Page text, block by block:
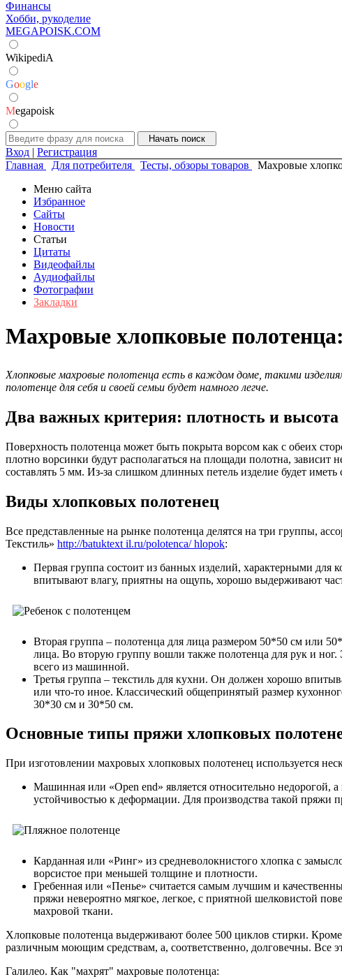
Финансы
Хобби, рукоделие
MEGAPOISK.COM
WikipediA
Google
Megapoisk
Вход | Регистрация
Главная
Для потребителя Тесты, обзоры товаров
Махровые
Меню сайта
Избранное
Сайты
Новости
Статьи
Цитаты
Видеофайлы
Аудиофайлы
Фотографии
Закладки
Махровые хлопковые
Хлопковые махровые полотенца есть в каждом доме, такими
полотенце для себя и своей семьи будет намного легче.
Два важных критерия: плотность и высота
Поверхность полотенца может быть покрыта ворсом как с обеих
плотно ворсинки будут располагаться на площади полотна, зависит
составлять 5 мм. Из-за слишком длинных петель изделие будет
Виды хлопковых полотенец
Все представленные на рынке полотенца делятся на три группы,
Текстиль» http://batuktext il.ru/polotenca/ hlopok:
Первая группа состоит из банных изделий, характерными
впитывают влагу, приятны на ощупь, хорошо выдерживают
Вторая группа – полотенца для лица размером 50*50 см или
лица. Во вторую группу вошли также полотенца для рук и
всего из машинной.
Третья группа – текстиль для кухни. Он должен хорошо
или что-то иное. Классический общепринятый размер
30*30 см и 30*50 см.
Основные типы пряжи хлопковых
При изготовлении махровых хлопковых полотенец используется
Машинная или «Open end» является относительно недорогой,
устойчивостью к деформации. Для производства такой пряжи
Карданная или «Ринг» из средневолокнистого хлопка с
ворсистое при меньшей толщине и плотности.
Гребенная или «Пенье» считается самым лучшим и
пряжи невероятно мягкое, легкое, с приятной шелковистой
махровой ткани.
Хлопковые полотенца выдерживают более 500 циклов стирки.
различным моющим средствам, а, соответственно, долговечны. Все
Галилео. Как "махрят" махровые полотенца: